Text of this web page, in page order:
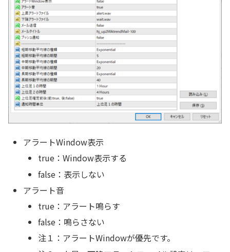
アラートWindow表示
true：Window表示する
false：表示しない
アラート音
true：アラート鳴らす
false：鳴らさない
注１：アラートWindowが優先です。